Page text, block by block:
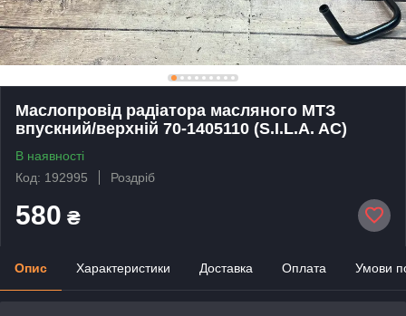
Маслопровід радіатора масляного МТЗ
впускний/верхній 70-1405110 (S.I.L.A. AC)
В наявності
Код: 192995
Роздріб
580 ₴
Опис Характеристики Доставка Оплата Умови